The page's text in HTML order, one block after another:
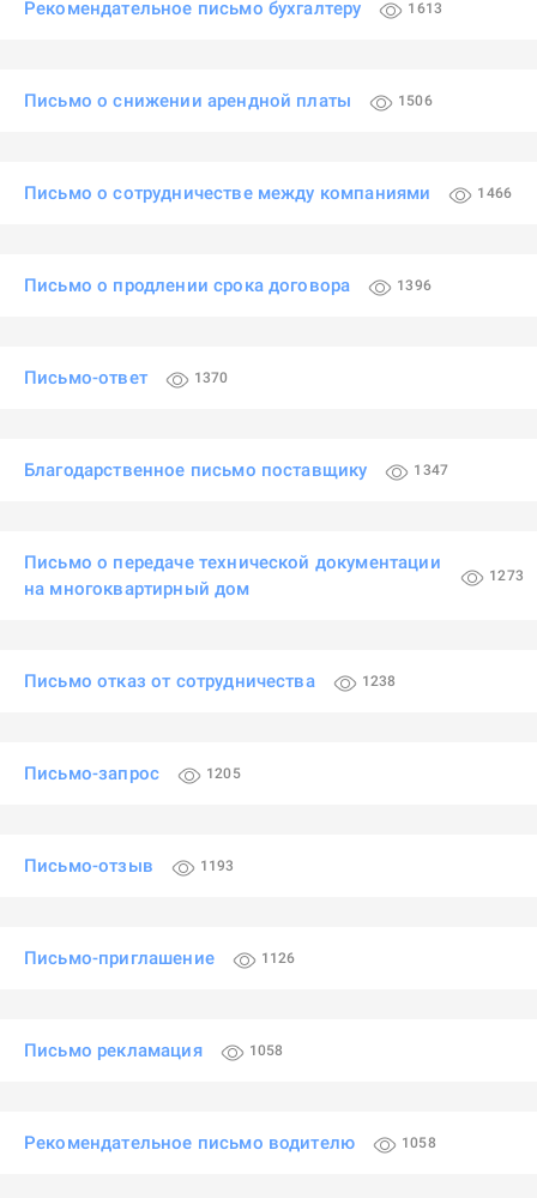
Рекомендательное письмо бухгалтеру 1613
Письмо о снижении арендной платы 1506
Письмо о сотрудничестве между компаниями 1466
Письмо о продлении срока договора 1396
Письмо-ответ 1370
Благодарственное письмо поставщику 1347
Письмо о передаче технической документации
на многоквартирный дом
1273
Письмо отказ от сотрудничества 1238
Письмо-запрос 1205
Письмо-отзыв 1193
Письмо-приглашение 1126
Письмо рекламация 1058
Рекомендательное письмо водителю 1058